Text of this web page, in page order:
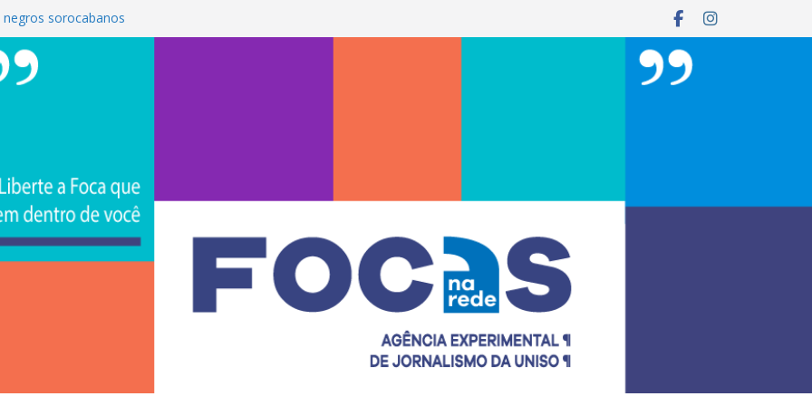
sorocabanos
a terceira artista do #ConviteMPB do
Brasil 2026 promove integração, ciência e
Uniso